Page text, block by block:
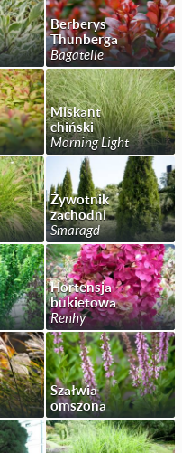
Berberys
Thunberga
Bagatelle
Miskant
chiński
Morning Light
Żywotnik
zachodni
Smaragd
Hortensja
bukietowa
Renhy
Szałwia
omszona